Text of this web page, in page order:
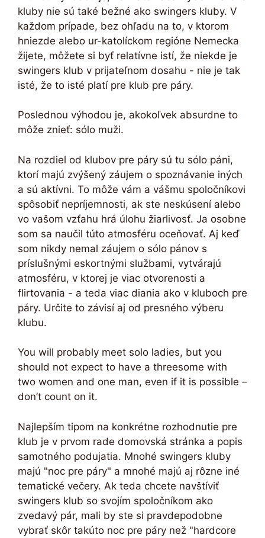
kluby nie sú také bežné ako swingers kluby. V
každom prípade, bez ohľadu na to, v ktorom
hniezde alebo ur-katolíckom regióne Nemecka
žijete, môžete si byť relatívne istí, že niekde je
swingers klub v prijateľnom dosahu - nie je tak
isté, že to isté platí pre klub pre páry.
Poslednou výhodou je, akokoľvek absurdne to
môže znieť: sólo muži.
Na rozdiel od klubov pre páry sú tu sólo páni,
ktorí majú zvýšený záujem o spoznávanie iných
a sú aktívni. To môže vám a vášmu spoločníkovi
spôsobiť nepríjemnosti, ak ste neskúsení alebo
vo vašom vzťahu hrá úlohu žiarlivosť. Ja osobne
som sa naučil túto atmosféru oceňovať. Aj keď
som nikdy nemal záujem o sólo pánov s
príslušnými eskortnými službami, vytvárajú
atmosféru, v ktorej je viac otvorenosti a
flirtovania - a teda viac diania ako v kluboch pre
páry. Určite to závisí aj od presného výberu
klubu.
You will probably meet solo ladies, but you
should not expect to have a threesome with
two women and one man, even if it is possible –
don’t count on it.
Najlepším tipom na konkrétne rozhodnutie pre
klub je v prvom rade domovská stránka a popis
samotného podujatia. Mnohé swingers kluby
majú "noc pre páry" a mnohé majú aj rôzne iné
tematické večery. Ak teda chcete navštíviť
swingers klub so svojím spoločníkom ako
zvedavý pár, mali by ste si pravdepodobne
vybrať skôr takúto noc pre páry než "hardcore